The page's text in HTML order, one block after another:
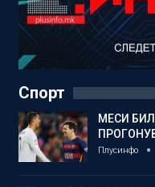
Спорт
МЕСИ
Плусинфо